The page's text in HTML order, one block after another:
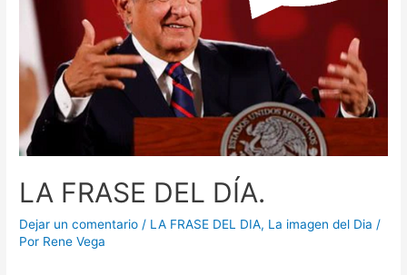
LA FRASE DEL DÍA.
Dejar un comentario / LA FRASE DEL DIA, La imagen del Dia /
Por Rene Vega